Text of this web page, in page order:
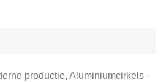
productie, Aluminiumcirkels -